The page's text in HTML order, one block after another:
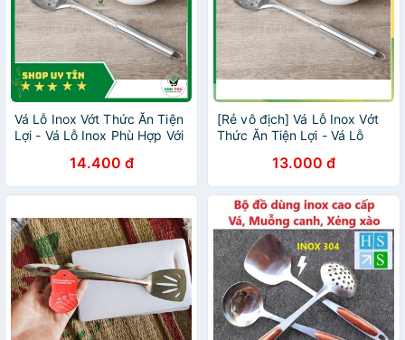
Vá Lỗ Inox Vớt Thức Ăn Tiện
Lợi - Vá Lỗ Inox Phù Hợp Với
14.400 đ
[Rẻ vô địch] Vá Lỗ Inox Vớt
Thức Ăn Tiện Lợi - Vá Lỗ
13.000 đ